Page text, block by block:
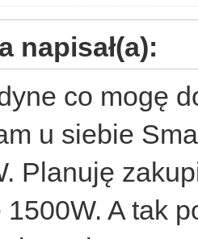
napisał(a):
co mogę
u siebie
Planuję
A tak